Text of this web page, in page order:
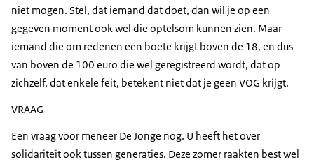
niet mogen. Stel, dat iemand dat doet, dan wil je op een
gegeven moment ook wel die optelsom kunnen zien. Maar
iemand die om redenen een boete krijgt boven de 18, en dus
van boven de 100 euro die wel geregistreerd wordt, dat op
zichzelf, dat enkele feit, betekent niet dat je geen VOG krijgt.
VRAAG
Een vraag voor meneer De Jonge nog. U heeft het over
solidariteit ook tussen generaties. Deze zomer raakten best wel